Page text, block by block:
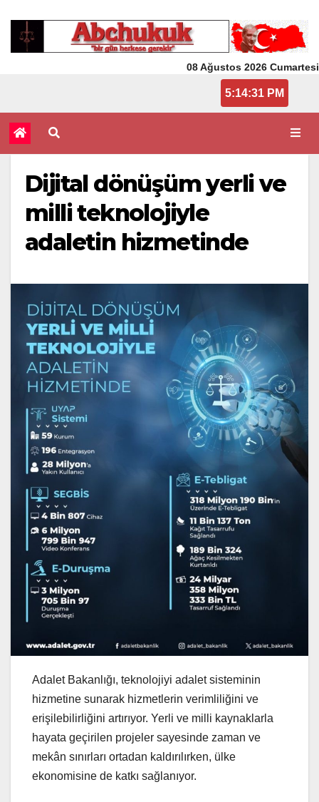
08 Ağustos 2026 Cumartesi
5:14:32 PM
Dijital dönüşüm yerli ve
milli teknolojiyle
adaletin hizmetinde
Adalet Bakanlığı, teknolojiyi adalet sisteminin
hizmetine sunarak hizmetlerin verimliliğini ve
erişilebilirliğini artırıyor. Yerli ve milli kaynaklarla
hayata geçirilen projeler sayesinde zaman ve
mekân sınırları ortadan kaldırılırken, ülke
ekonomisine de katkı sağlanıyor.